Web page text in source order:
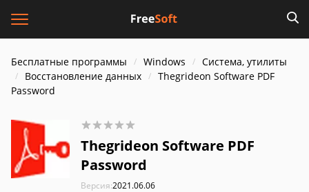
Бесплатные программы Windows
Система, утилиты
Восстановление данных
Thegrideon Software PDF
Password
Thegrideon Software PDF
Password
Версия:2021.06.06